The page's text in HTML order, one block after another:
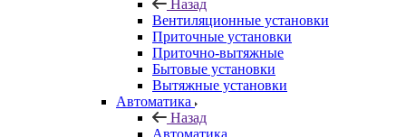
Назад
Вентиляционные установки
Приточные установки
Приточно-вытяжные
Бытовые установки
Вытяжные установки
Автоматика
Назад
Автоматика